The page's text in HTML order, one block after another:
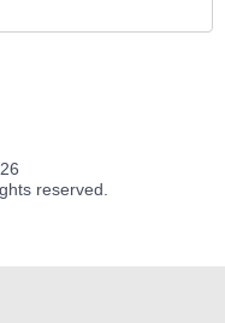
reserved.